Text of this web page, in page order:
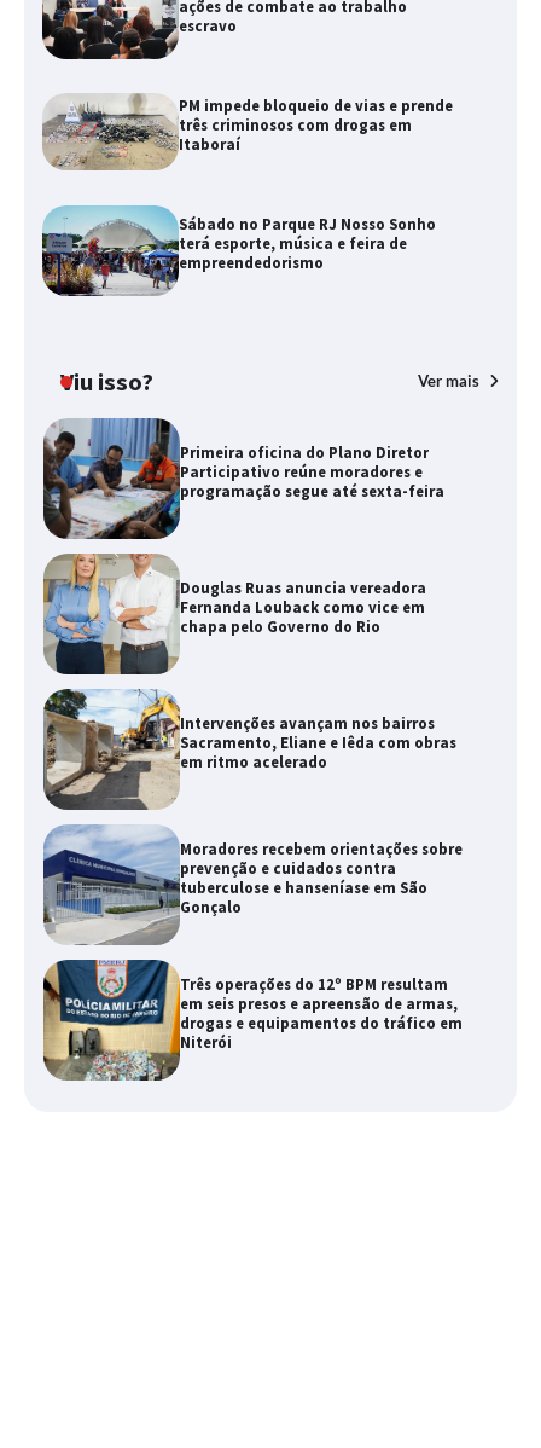
ações de combate ao trabalho
escravo
PM impede bloqueio de vias e prende
três criminosos com drogas em
Itaboraí
Sábado no Parque RJ Nosso Sonho
terá esporte, música e feira de
empreendedorismo
Viu isso? Ver mais
Primeira oficina do Plano Diretor
Participativo reúne moradores e
programação segue até sexta-feira
Douglas Ruas anuncia vereadora
Fernanda Louback como vice em
chapa pelo Governo do Rio
Intervenções avançam nos bairros
Sacramento, Eliane e Iêda com obras
em ritmo acelerado
Moradores recebem orientações sobre
prevenção e cuidados contra
tuberculose e hanseníase em São
Gonçalo
Três operações do 12º BPM resultam
em seis presos e apreensão de armas,
drogas e equipamentos do tráfico em
Niterói